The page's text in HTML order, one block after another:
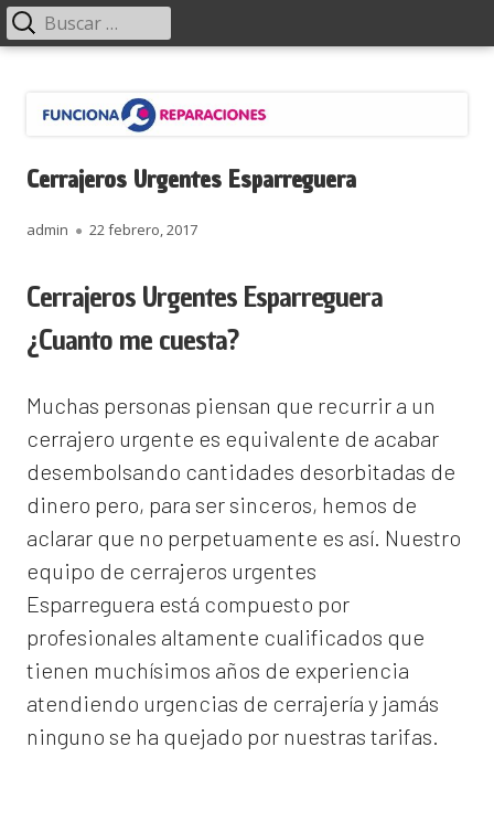
contenido
Menú
principal Buscar:
Cerrajeros Urgentes Esparreguera
Autor
admin
Publicado
22 febrero, 2017
Cerrajeros Urgentes Esparreguera
¿Cuanto me cuesta?
Muchas personas piensan que recurrir a un
cerrajero urgente es equivalente de acabar
desembolsando cantidades desorbitadas de
dinero pero, para ser sinceros, hemos de
aclarar que no perpetuamente es así. Nuestro
equipo de cerrajeros urgentes
Esparreguera está compuesto por
profesionales altamente cualificados que
tienen muchísimos años de experiencia
atendiendo urgencias de cerrajería y jamás
ninguno se ha quejado por nuestras tarifas.